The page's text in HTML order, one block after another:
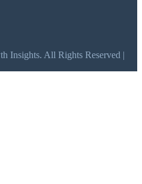
Insights. All Rights Reserved |